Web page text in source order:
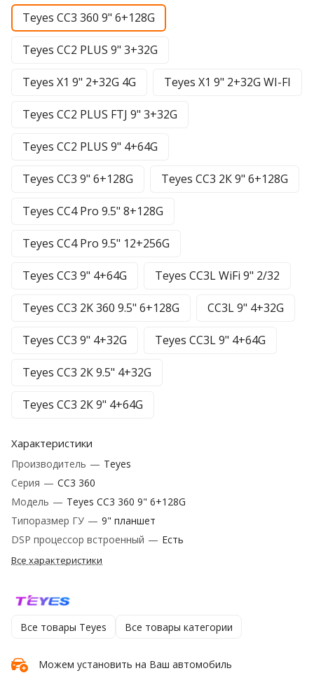
Teyes CC3 360 9" 6+128G
Teyes CC2 PLUS 9" 3+32G
Teyes X1 9" 2+32G 4G Teyes X1 9" 2+32G WI-FI
Teyes CC2 PLUS FTJ 9" 3+32G
Teyes CC2 PLUS 9" 4+64G
Teyes CC3 9" 6+128G Teyes CC3 2К 9" 6+128G
Teyes CC4 Pro 9.5" 8+128G
Teyes CC4 Pro 9.5" 12+256G
Teyes CC3 9" 4+64G Teyes CC3L WiFi 9" 2/32
Teyes CC3 2K 360 9.5" 6+128G CC3L 9" 4+32G
Teyes CC3 9" 4+32G Teyes CC3L 9" 4+64G
Teyes CC3 2К 9.5" 4+32G
Teyes CC3 2К 9" 4+64G
Характеристики
Производитель — Teyes
Серия — CC3 360
Модель — Teyes CC3 360 9" 6+128G
Типоразмер ГУ — 9" планшет
DSP процессор встроенный — Есть
Все характеристики
Все товары Teyes Все товары категории
Можем установить на Ваш автомобиль